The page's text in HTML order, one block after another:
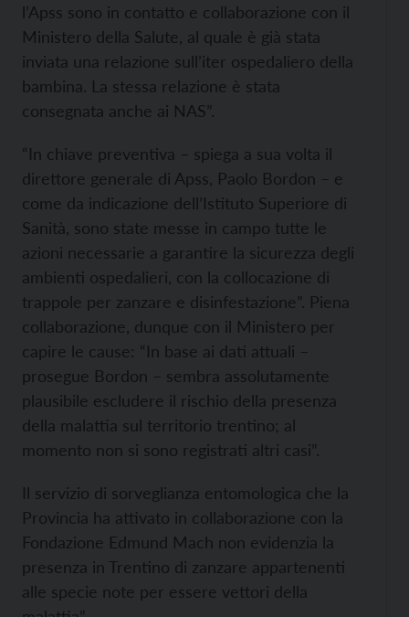
l’Apss sono in contatto e collaborazione con il
Ministero della Salute, al quale è già stata
inviata una relazione sull’iter ospedaliero della
bambina. La stessa relazione è stata
consegnata anche ai NAS”.
“In chiave preventiva – spiega a sua volta il
direttore generale di Apss, Paolo Bordon – e
come da indicazione dell’Istituto Superiore di
Sanità, sono state messe in campo tutte le
azioni necessarie a garantire la sicurezza degli
ambienti ospedalieri, con la collocazione di
trappole per zanzare e disinfestazione”. Piena
collaborazione, dunque con il Ministero per
capire le cause: “In base ai dati attuali –
prosegue Bordon – sembra assolutamente
plausibile escludere il rischio della presenza
della malattia sul territorio trentino; al
momento non si sono registrati altri casi”.
Il servizio di sorveglianza entomologica che la
Provincia ha attivato in collaborazione con la
Fondazione Edmund Mach non evidenzia la
presenza in Trentino di zanzare appartenenti
alle specie note per essere vettori della